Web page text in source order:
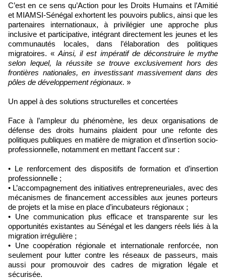
C’est en ce sens qu’Action pour les Droits Humains et l’Amitié
et MIAMSI-Sénégal exhortent les pouvoirs publics, ainsi que les
partenaires internationaux, à privilégier une approche plus
inclusive et participative, intégrant directement les jeunes et les
communautés locales, dans l’élaboration des politiques
migratoires. «Ainsi, il est impératif de déconstruire le mythe
selon lequel, la réussite se trouve exclusivement hors des
frontières nationales, en investissant massivement dans des
pôles de développement régionaux. »
Un appel à des solutions structurelles et concertées
Face à l’ampleur du phénomène, les deux organisations de
défense des droits humains plaident pour une refonte des
politiques publiques en matière de migration et d’insertion socio-
professionnelle, notamment en mettant l’accent sur :
• Le renforcement des dispositifs de formation et d’insertion
professionnelle ;
• L’accompagnement des initiatives entrepreneuriales, avec des
mécanismes de financement accessibles aux jeunes porteurs
de projets et la mise en place d’incubateurs régionaux ;
• Une communication plus efficace et transparente sur les
opportunités existantes au Sénégal et les dangers réels liés à la
migration irrégulière ;
• Une coopération régionale et internationale renforcée, non
seulement pour lutter contre les réseaux de passeurs, mais
aussi pour promouvoir des cadres de migration légale et
sécurisée.